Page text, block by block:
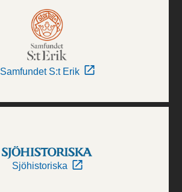
Samfundet S:t Erik
Sjöhistoriska